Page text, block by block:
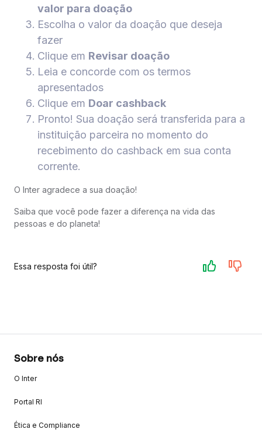
valor para doação
Escolha o valor da doação que deseja
fazer
Clique em Revisar doação
Leia e concorde com os termos
apresentados
Clique em Doar cashback
Pronto! Sua doação será transferida para a
instituição parceira no momento do
recebimento do cashback em sua conta
corrente.
O Inter agradece a sua doação!
Saiba que você pode fazer a diferença na vida das
pessoas e do planeta!
Essa resposta foi útil?
Sobre nós
O Inter
Portal RI
Ética e Compliance